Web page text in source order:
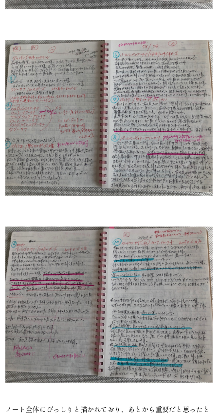
ノート全体にびっしりと描かれており、あとから重要だと思ったと